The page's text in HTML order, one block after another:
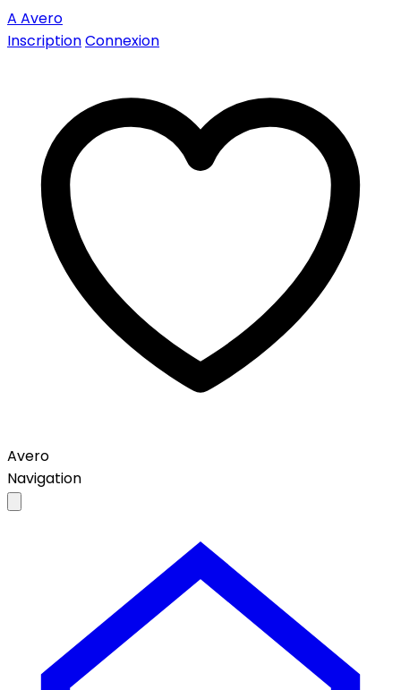
A Avero
InscriptionConnexion
Avero
Navigation